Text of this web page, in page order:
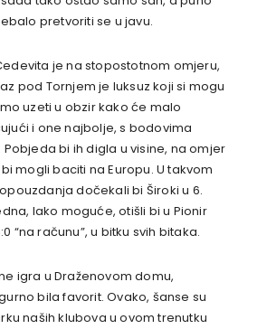
pretvoriti se u javu.
je na stopostotnom omjeru,
pod Tornjem je luksuz koji si mogu
uzeti u obzir kako će malo
i one najbolje, s bodovima
Pobjeda bi ih digla u visine, na omjer
mogli baciti na Europu. U takvom
dočekali bi Široki u 6.
lako moguće, otišli bi u Pionir
“na računu”, u bitku svih bitaka.
igra u Draženovom domu,
bila favorit. Ovako, šanse su
naših klubova u ovom trenutku